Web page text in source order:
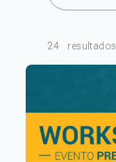
24 resultados